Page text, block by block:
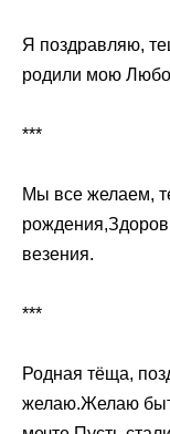
Я поздравляю,
родили мою
***
Мы все желаем,
везения.
***
Родная тёща,
желаю.Желаю